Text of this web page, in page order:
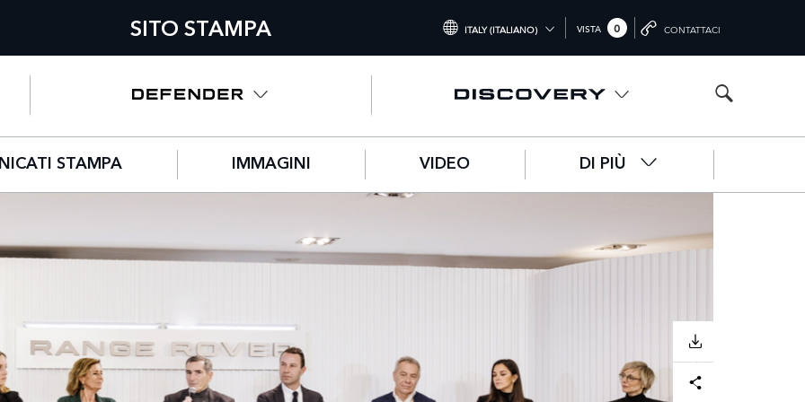
SITO STAMPA ITALY (ITALIANO)
UNITED KINGDOM (ENGLISH)
NORTH AMERICA (ENGLISH)
CHINA (中国（中文))
VISTA 0 CONTATTACI
STAMPA IMMAGINI VIDEO DI PIÙ
Facebook LinkedIn Share